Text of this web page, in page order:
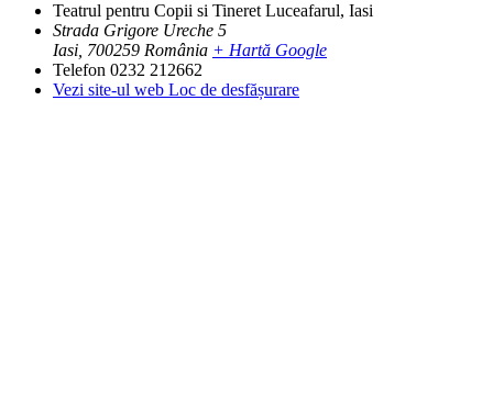
Teatrul pentru Copii si Tineret Luceafarul, Iasi
Strada Grigore Ureche 5
Iasi, 700259 România + Hartă Google
Telefon 0232 212662
Vezi site-ul web Loc de desfășurare